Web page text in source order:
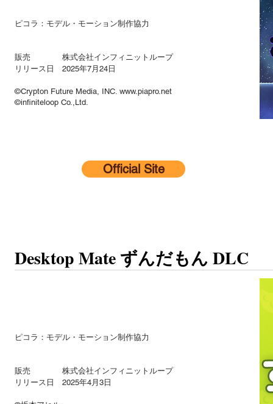
ピコラ：モデル・モーション制作協力
販売 株式会社インフィニットループ
リリース日 2025年7月24日
©Crypton Future Media, INC. www.piapro.net
©infiniteloop Co.,Ltd.
Official Site
Desktop Mate ずんだもん DLC
ピコラ：モデル・モーション制作協力
販売 株式会社インフィニットループ
リリース日 2025年4月3日